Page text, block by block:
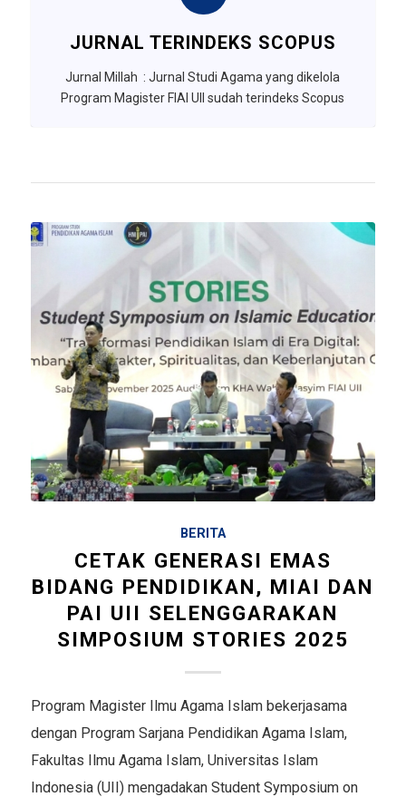
JURNAL TERINDEKS SCOPUS
Jurnal Millah : Jurnal Studi Agama yang dikelola
Program Magister FIAI UII sudah terindeks Scopus
BERITA
CETAK GENERASI EMAS
BIDANG PENDIDIKAN, MIAI DAN
PAI UII SELENGGARAKAN
SIMPOSIUM STORIES 2025
Program Magister Ilmu Agama Islam bekerjasama
dengan Program Sarjana Pendidikan Agama Islam,
Fakultas Ilmu Agama Islam, Universitas Islam
Indonesia (UII) mengadakan Student Symposium on